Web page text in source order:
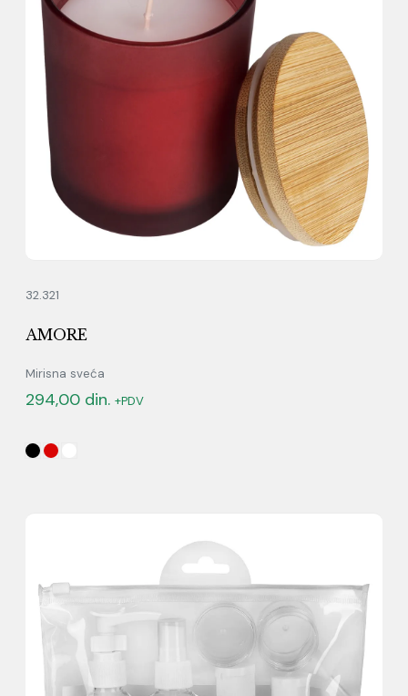
32.321
AMORE
Mirisna sveća
294,00 din. +PDV